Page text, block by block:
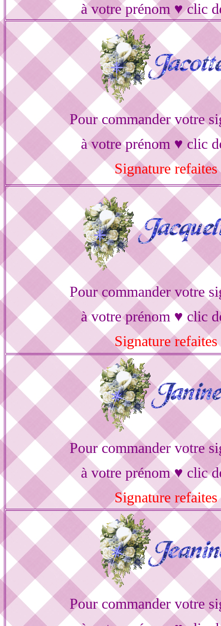
à votre prénom ♥ clic
Pour commander votre
à votre prénom ♥ clic
Signature refaites
Pour commander votre
à votre prénom ♥ clic
Signature refaites
Pour commander votre
à votre prénom ♥ clic
Signature refaites
Pour commander votre